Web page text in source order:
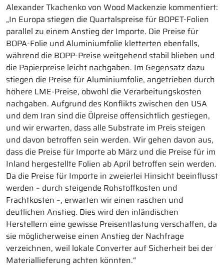
Alexander Tkachenko von Wood Mackenzie kommentiert:
„In Europa stiegen die Quartalspreise für BOPET-Folien
parallel zu einem Anstieg der Importe. Die Preise für
BOPA-Folie und Aluminiumfolie kletterten ebenfalls,
während die BOPP-Preise weitgehend stabil blieben und
die Papierpreise leicht nachgaben. Im Gegensatz dazu
stiegen die Preise für Aluminiumfolie, angetrieben durch
höhere LME-Preise, obwohl die Verarbeitungskosten
nachgaben. Aufgrund des Konflikts zwischen den USA
und dem Iran sind die Ölpreise offensichtlich gestiegen,
und wir erwarten, dass alle Substrate im Preis steigen
und davon betroffen sein werden. Wir gehen davon aus,
dass die Preise für Importe ab März und die Preise für im
Inland hergestellte Folien ab April betroffen sein werden.
Da die Preise für Importe in zweierlei Hinsicht beeinflusst
werden – durch steigende Rohstoffkosten und
Frachtkosten –, erwarten wir einen raschen und
deutlichen Anstieg. Dies wird den inländischen
Herstellern eine gewisse Preisentlastung verschaffen, da
sie möglicherweise einen Anstieg der Nachfrage
verzeichnen, weil lokale Converter auf Sicherheit bei der
Materiallieferung achten könnten.“